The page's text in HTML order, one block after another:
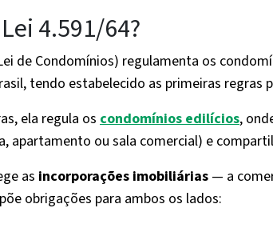
4.591/64?
de Condomínios) regulamenta os
tendo estabelecido as primeiras regras
ela regula os condomínios edilícios,
apartamento ou sala comercial) e
as incorporações imobiliárias — a
obrigações para ambos os lados: